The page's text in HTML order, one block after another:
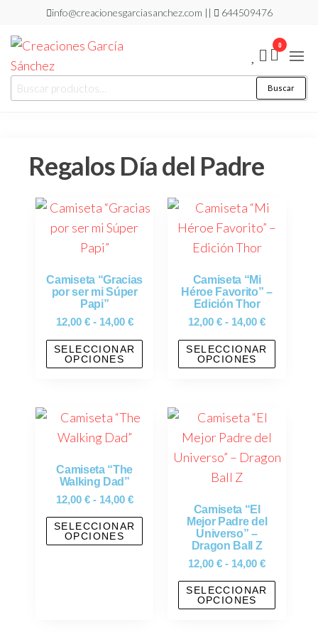
info@creacionesgarciasanchez.com || 644509476
Creaciones
García
regalos
personalizados
Buscar
0
Regalos Día del Padre
Camiseta “Gracias
por ser mi Súper
Papi”
12,00 € - 14,00 €
SELECCIONAR
OPCIONES
Camiseta “Mi
Héroe Favorito” –
Edición Thor
12,00€ - 14,00€
SELECCIONAR
OPCIONES
Camiseta “The
Walking Dad”
12,00 € - 14,00 €
SELECCIONAR
OPCIONES
Camiseta “El
Mejor Padre del
Universo” –
Dragon Ball Z
12,00€ - 14,00€
SELECCIONAR
OPCIONES